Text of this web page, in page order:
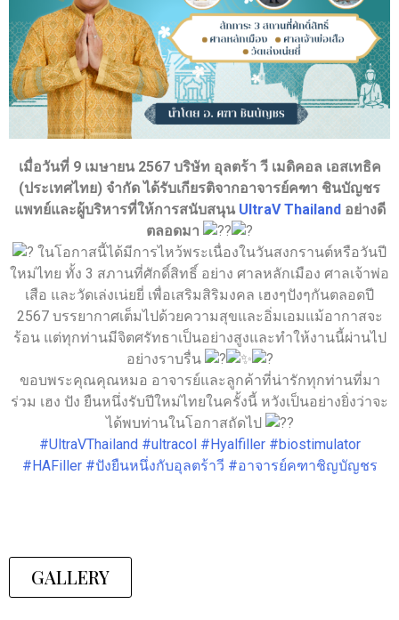
เมื่อวันที่ 9 เมษายน 2567 บริษัท อุลตร้า วี เมดิคอล เอสเทธิค
(ประเทศไทย) จำกัด ได้รับเกียรติจากอาจารย์คฑา ชินบัญชร
แพทย์และผู้บริหารที่ให้การสนับสนุน UltraV Thailandอย่างดี
ตลอดมา
ในโอกาสนี้ได้มีการไหว้พระเนื่องในวันสงกรานต์หรือวันปี
ใหม่ไทย ทั้ง 3 สภานที่ศักดิ์สิทธิ์ อย่าง ศาลหลักเมือง ศาลเจ้าพ่อ
เสือ และวัดเล่งเน่ยยี่ เพื่อเสริมสิริมงคล เฮงๆปังๆกันตลอดปี
2567 บรรยากาศเต็มไปด้วยความสุขและอิ่มเอมแม้อากาสจะ
ร้อน แต่ทุกท่านมีจิตศรัทธาเป็นอย่างสูงและทำให้งานนี้ผ่านไป
อย่างราบรื่น
ขอบพระคุณคุณหมอ อาจารย์และลูกค้าที่น่ารักทุกท่านที่มา
ร่วม เฮง ปัง ยืนหนึ่งรับปีใหม่ไทยในครั้งนี้ หวังเป็นอย่างยิ่งว่าจะ
ได้พบท่านในโอกาสถัดไป
#UltraVThailand #ultracol #Hyalfiller #biostimulator
#HAFiller #ปังยืนหนึ่งกับอุลตร้าวี #อาจารย์คฑาชิญบัญชร
GALLERY